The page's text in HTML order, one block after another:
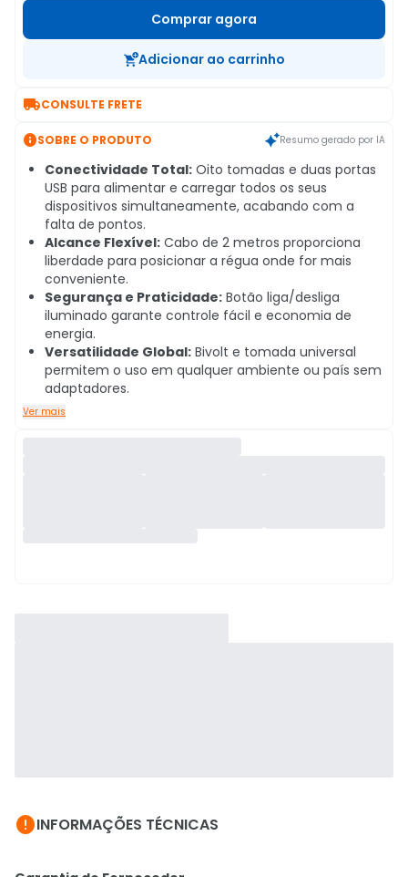
Comprar agora
Adicionar ao carrinho
CONSULTE FRETE
SOBRE O PRODUTO Resumo gerado por IA
Conectividade Total: Oito tomadas e duas portas
USB para alimentar e carregar todos os seus
dispositivos simultaneamente, acabando com a
falta de pontos.
Alcance Flexível: Cabo de 2 metros proporciona
liberdade para posicionar a régua onde for mais
conveniente.
Segurança e Praticidade: Botão liga/desliga
iluminado garante controle fácil e economia de
energia.
Versatilidade Global: Bivolt e tomada universal
permitem o uso em qualquer ambiente ou país sem
adaptadores.
Ver mais
INFORMAÇÕES TÉCNICAS